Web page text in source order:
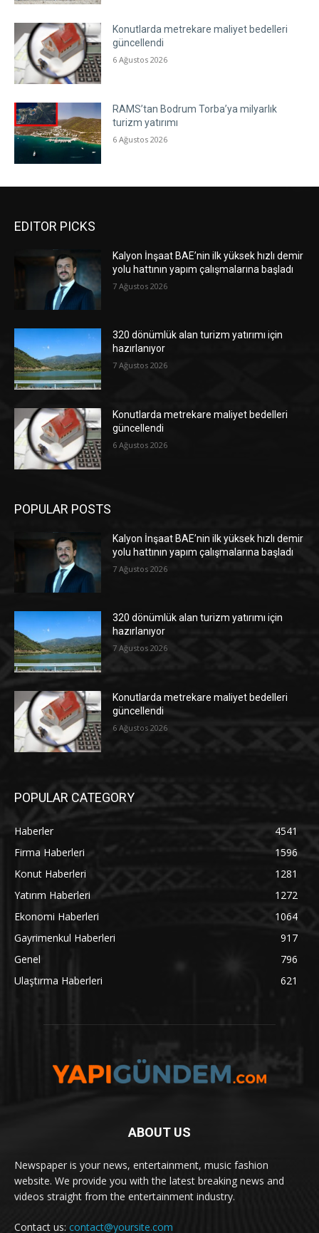
Konutlarda metrekare maliyet bedelleri
güncellendi
6 Ağustos 2026
RAMS’tan Bodrum Torba’ya milyarlık
turizm yatırımı
6 Ağustos 2026
EDITOR PICKS
Kalyon İnşaat BAE’nin ilk yüksek hızlı demir
yolu hattının yapım çalışmalarına başladı
7 Ağustos 2026
320 dönümlük alan turizm yatırımı için
hazırlanıyor
7 Ağustos 2026
Konutlarda metrekare maliyet bedelleri
güncellendi
6 Ağustos 2026
POPULAR POSTS
Kalyon İnşaat BAE’nin ilk yüksek hızlı demir
yolu hattının yapım çalışmalarına başladı
7 Ağustos 2026
320 dönümlük alan turizm yatırımı için
hazırlanıyor
7 Ağustos 2026
Konutlarda metrekare maliyet bedelleri
güncellendi
6 Ağustos 2026
POPULAR CATEGORY
Haberler
4541
Firma Haberleri
1596
Konut Haberleri
1281
Yatırım Haberleri
1272
Ekonomi Haberleri
1064
Gayrimenkul Haberleri
917
Genel
796
Ulaştırma Haberleri
621
ABOUT US
Newspaper is your news, entertainment, music fashion
website. We provide you with the latest breaking news and
videos straight from the entertainment industry.
Contact us: contact@yoursite.com